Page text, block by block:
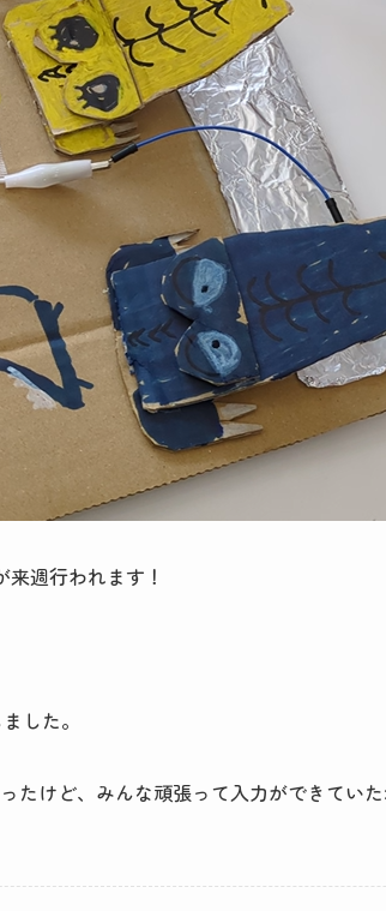
週行われます！
した。
たけど、みんな頑張って入力ができてい